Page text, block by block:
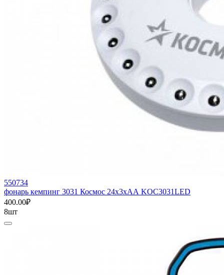
550734
фонарь кемпинг 3031 Космос 24х3хАА KOC3031LED
400.00₽
8шт